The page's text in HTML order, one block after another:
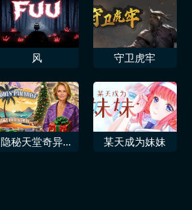
风 守卫虎牢
隐秘天堂奇异果
某天成为妹妹